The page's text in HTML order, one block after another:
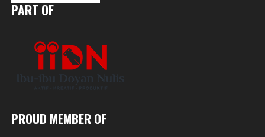
PART OF
PROUD MEMBER OF